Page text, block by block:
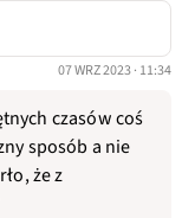
07 WRZ 2023 · 11:34
czasów coś
sposób a nie
że z